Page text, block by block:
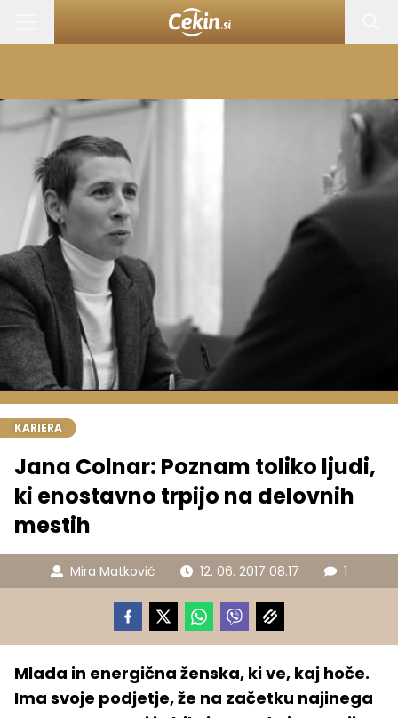
KARIERA
Jana Colnar: Poznam toliko ljudi,
ki enostavno trpijo na delovnih
mestih
Mira Matković 12. 06. 2017 08.17 1
Mlada in energična ženska, ki ve, kaj hoče.
Ima svoje podjetje, že na začetku najinega